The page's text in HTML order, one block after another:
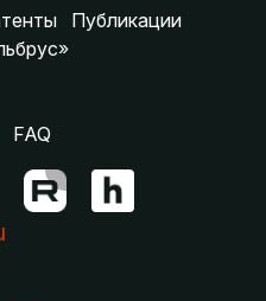
Публикации
FAQ